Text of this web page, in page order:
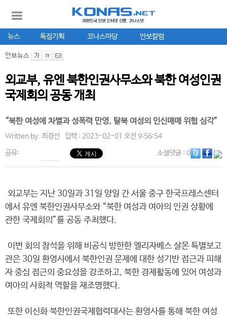
뉴스 특집기획 코나스마당 안보칼럼
안보뉴스
외교부, 유엔 북한인권사무소와 북한 여성인권
국제회의 공동 개최
“북한 여성에 차별과 성폭력 만영, 탈북 여성의 인신매매 위험 심각”
Written by. 최경선 입력 : 2023-02-01 오전 9:56:54
공유: 소셜댓글: 0
외교부는 지난 30일과 31일 양일 간 서울 중구 한국프레스센터
에서 유엔 북한인권사무소와 “북한 여성과 여아의 인권 상황에
관한 국제회의”를 공동 주최했다.
이번 회의 참석을 위해 비공식 방한한 엘리자베스 살몬 특별보고
관은 30일 환영사에서 북한인권 문제에 대한 성기반 접근과 피해
자 중심 접근의 중요성을 강조하고, 북한 경제활동에 있어 여성과
여아의 사회적 역할을 재조명했다.
또한 이신화 북한인권국제협력대사는 환영사를 통해 북한 여성